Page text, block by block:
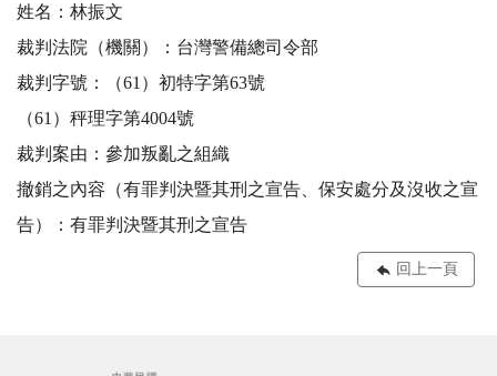
姓名：林振文
裁判法院（機關）：台灣警備總司令部
裁判字號：（61）初特字第63號
（61）秤理字第4004號
裁判案由：參加叛亂之組織
撤銷之內容（有罪判決暨其刑之宣告、保安處分及沒收之宣
告）：有罪判決暨其刑之宣告
回上一頁